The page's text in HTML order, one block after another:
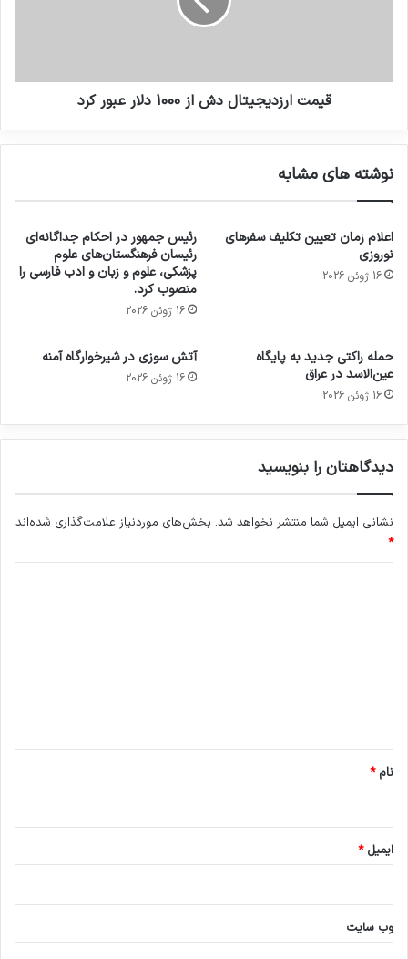
قیمت ارزدیجیتال دش از 1000 دلار عبور کرد
نوشته های مشابه
اعلام زمان تعیین تکلیف سفرهای
نوروزی
16 ژوئن 2026
رئیس جمهور در احکام جداگانه‌ای
رئیسان فرهنگستان‌های علوم
پزشکی، علوم و زبان و ادب فارسی را
منصوب کرد.
16 ژوئن 2026
حمله راکتی جدید به پایگاه
عین‌الاسد در عراق
16 ژوئن 2026
آتش سوزی در شیرخوارگاه آمنه
16 ژوئن 2026
دیدگاهتان را بنویسید
نشانی ایمیل شما منتشر نخواهد شد. بخش‌های موردنیاز علامت‌گذاری شده‌اند
*
نام*
ایمیل*
وب‌ سایت